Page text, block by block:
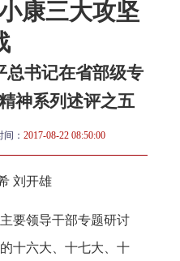
康三大攻坚
书记在省部级专
神系列述评之五
间： 2017-08-22 08:50:00
刘开雄
要领导干部专题研讨
十六大、十七大、十